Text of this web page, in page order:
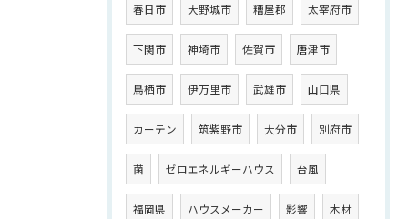
春日市 大野城市 糟屋郡 太宰府市
下関市 神埼市 佐賀市 唐津市
鳥栖市 伊万里市 武雄市 山口県
カーテン 筑紫野市 大分市 別府市
菌 ゼロエネルギーハウス 台風
福岡県 ハウスメーカー 影響 木材